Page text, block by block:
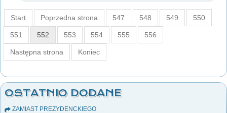
Start Poprzedna strona 547 548 549 550
551 552 553 554 555 556
Następna strona Koniec
OSTATNIO DODANE
ZAMIAST PREZYDENCKIEGO